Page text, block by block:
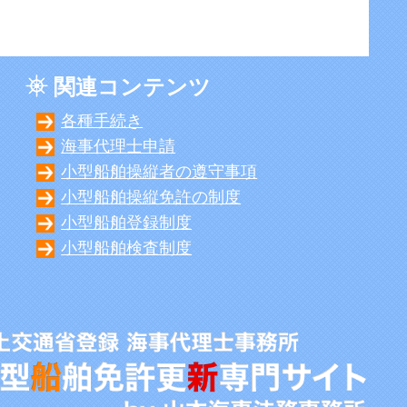
関連コンテンツ
各種手続き
海事代理士申請
小型船舶操縦者の遵守事項
小型船舶操縦免許の制度
小型船舶登録制度
小型船舶検査制度